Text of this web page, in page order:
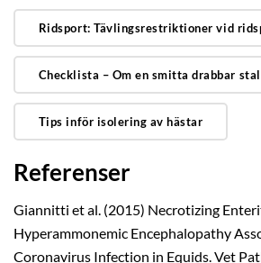
Ridsport: Tävlingsrestriktioner vid
Checklista – Om en smitta drabbar
Tips inför isolering av hästar
Referenser
Giannitti et al. (2015) Necrotizing
Hyperammonemic Encephalopathy
Coronavirus Infection in Equids. Vet